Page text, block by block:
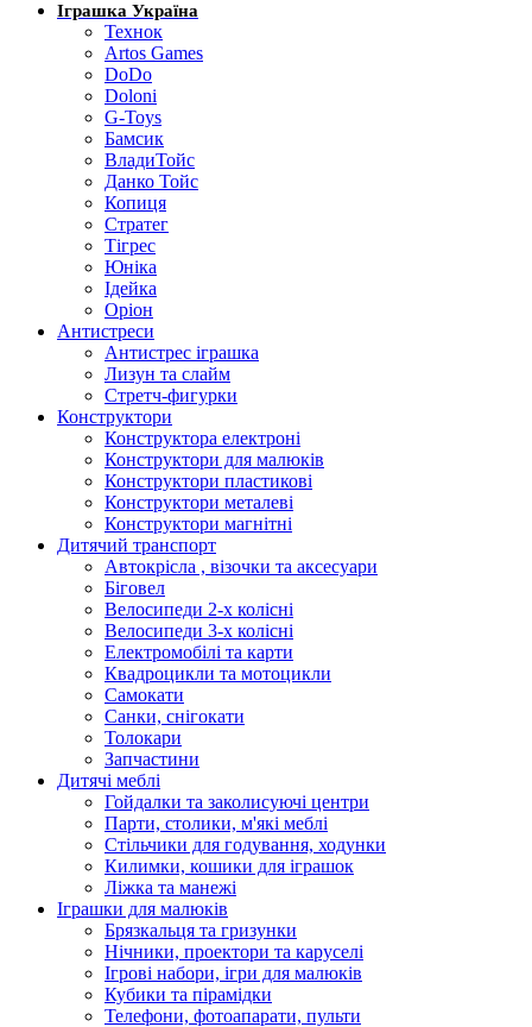
Іграшка Україна
Технок
Artos Games
DoDo
Doloni
G-Toys
Бамсик
ВладиТойс
Данко Тойс
Копиця
Стратег
Тігрес
Юніка
Ідейка
Оріон
Антистреси
Антистрес іграшка
Лизун та слайм
Стретч-фигурки
Конструктори
Конструктора електроні
Конструктори для малюків
Конструктори пластикові
Конструктори металеві
Конструктори магнітні
Дитячий транспорт
Автокрісла , візочки та аксесуари
Біговел
Велосипеди 2-х колісні
Велосипеди 3-х колісні
Електромобілі та карти
Квадроцикли та мотоцикли
Самокати
Санки, снігокати
Толокари
Запчастини
Дитячі меблі
Гойдалки та заколисуючі центри
Парти, столики, м'які меблі
Стільчики для годування, ходунки
Килимки, кошики для іграшок
Ліжка та манежі
Іграшки для малюків
Брязкальця та гризунки
Нічники, проектори та каруселі
Ігрові набори, ігри для малюків
Кубики та пірамідки
Телефони, фотоапарати, пульти